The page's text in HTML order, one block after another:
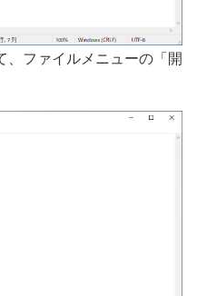
、ファイルメニューの「開